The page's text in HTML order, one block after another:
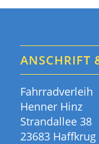
ANSCHRIFT
Fahrradverleih
Henner Hinz
Strandallee 38
23683 Haffkrug